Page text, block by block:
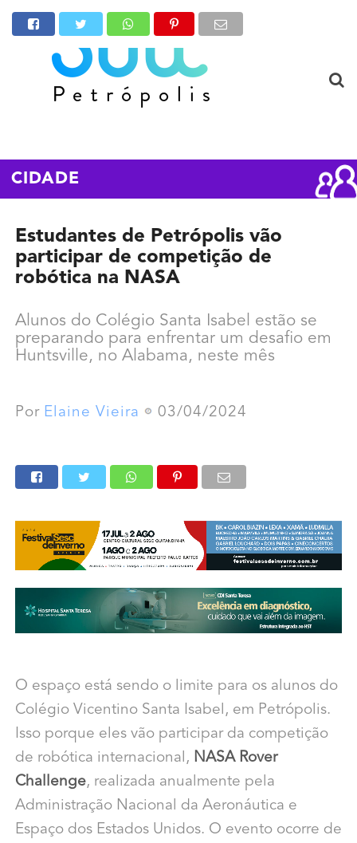
CIDADE
Estudantes de Petrópolis vão
participar de competição de
robótica na NASA
Alunos do Colégio Santa Isabel estão se
preparando para enfrentar um desafio em
Huntsville, no Alabama, neste mês
Por Elaine Vieira 03/04/2024
O espaço está sendo o limite para os alunos do
Colégio Vicentino Santa Isabel, em Petrópolis.
Isso porque eles vão participar da competição
de robótica internacional, NASA Rover
Challenge, realizada anualmente pela
Administração Nacional da Aeronáutica e
Espaço dos Estados Unidos. O evento ocorre de